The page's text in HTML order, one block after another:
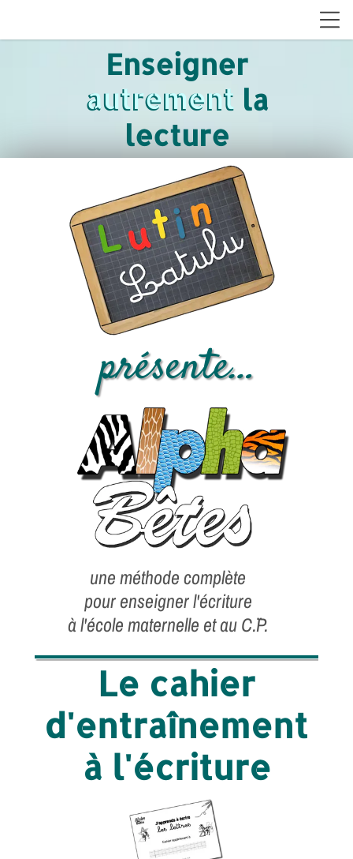
autrement
Enseigner
autrement la
lecture
présente…
une méthodecomplète
pour enseigner l'écriture
à l'école maternelle et au C.¨P.
Le cahier
d'entraînement
à l'écriture